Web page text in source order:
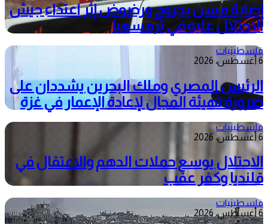
إصابة مسن بجروح ورضوض إثر اعتداء جيش
الاحتلال عليه في ترمسعيا
فلسطينيات
6 أغسطس، 2026
الرئيس المصري وملك البحرين يشددان على
ضرورة تهيئة المجال لإعادة الإعمار في غزة
فلسطينيات
6 أغسطس، 2026
الاحتلال يوسع حملات الدهم والاعتقال في
قلنديا وكفر عقب
فلسطينيات
6 أغسطس، 2026